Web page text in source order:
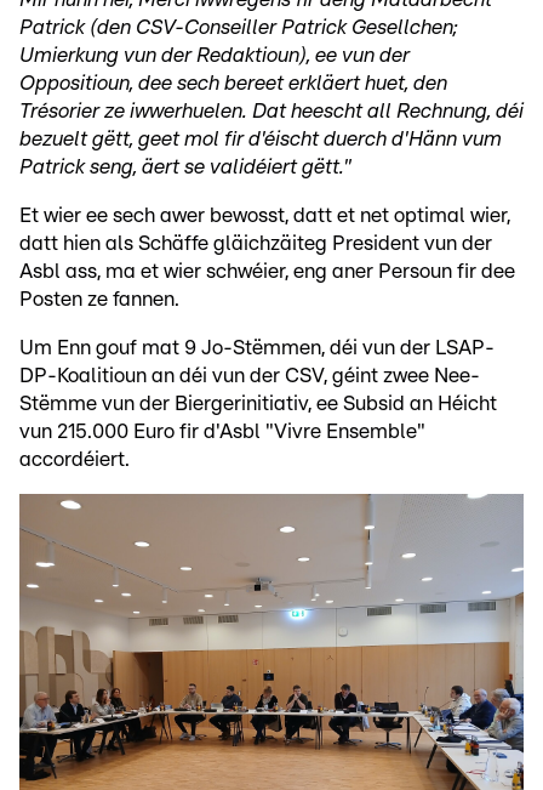
Patrick (den CSV-Conseiller Patrick Gesellchen;
Umierkung vun der Redaktioun), ee vun der
Oppositioun, dee sech bereet erkläert huet, den
Trésorier ze iwwerhuelen. Dat heescht all Rechnung, déi
bezuelt gëtt, geet mol fir d'éischt duerch d'Hänn vum
Patrick seng, äert se validéiert gëtt."
Et wier ee sech awer bewosst, datt et net optimal wier,
datt hien als Schäffe gläichzäiteg President vun der
Asbl ass, ma et wier schwéier, eng aner Persoun fir dee
Posten ze fannen.
Um Enn gouf mat 9 Jo-Stëmmen, déi vun der LSAP-
DP-Koalitioun an déi vun der CSV, géint zwee Nee-
Stëmme vun der Biergerinitiativ, ee Subsid an Héicht
vun 215.000 Euro fir d'Asbl "Vivre Ensemble"
accordéiert.